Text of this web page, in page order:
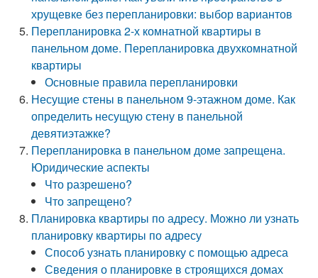
хрущевке без перепланировки: выбор вариантов
Перепланировка 2-х комнатной квартиры в
панельном доме. Перепланировка двухкомнатной
квартиры
Основные правила перепланировки
Несущие стены в панельном 9-этажном доме. Как
определить несущую стену в панельной
девятиэтажке?
Перепланировка в панельном доме запрещена.
Юридические аспекты
Что разрешено?
Что запрещено?
Планировка квартиры по адресу. Можно ли узнать
планировку квартиры по адресу
Способ узнать планировку с помощью адреса
Сведения о планировке в строящихся домах